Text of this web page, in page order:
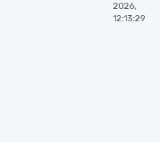
2026,
12:13:29